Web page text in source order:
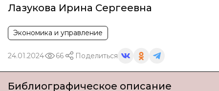
Лазукова Ирина Сергеевна
Экономика и управление
24.01.2024 66 Поделиться
Библиографическое описание